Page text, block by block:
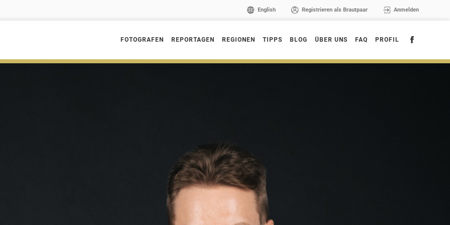
English Registrieren als Brautpaar Anmelden
FOTOGRAFEN REPORTAGEN REGIONEN TIPPS BLOG ÜBER UNS FAQ PROFIL